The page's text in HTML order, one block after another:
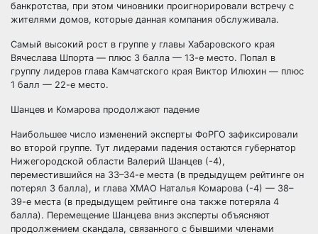
банкротства, при этом чиновники проигнорировали встречу с
жителями домов, которые данная компания обслуживала.
Самый высокий рост в группе у главы Хабаровского края
Вячеслава Шпорта — плюс 3 балла — 13-е место. Попал в
группу лидеров глава Камчатского края Виктор Илюхин — плюс
1 балл — 22-е место.
Шанцев и Комарова продолжают падение
Наибольшее число изменений эксперты ФоРГО зафиксировали
во второй группе. Тут лидерами падения остаются губернатор
Нижегородской области Валерий Шанцев (-4),
переместившийся на 33–34-е места (в предыдущем рейтинге он
потерял 3 балла), и глава ХМАО Наталья Комарова (-4) — 38–
39-е места (в предыдущем рейтинге она также потеряла 4
балла). Перемещение Шанцева вниз эксперты объясняют
продолжением скандала, связанного с бывшими членами